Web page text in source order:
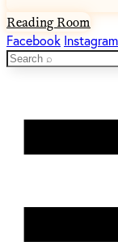
Reading Room
Facebook Instagram